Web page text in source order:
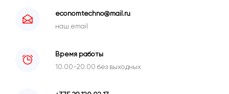
economtechno@mail.ru
наш email
Время работы
10.00-20.00 без выходных